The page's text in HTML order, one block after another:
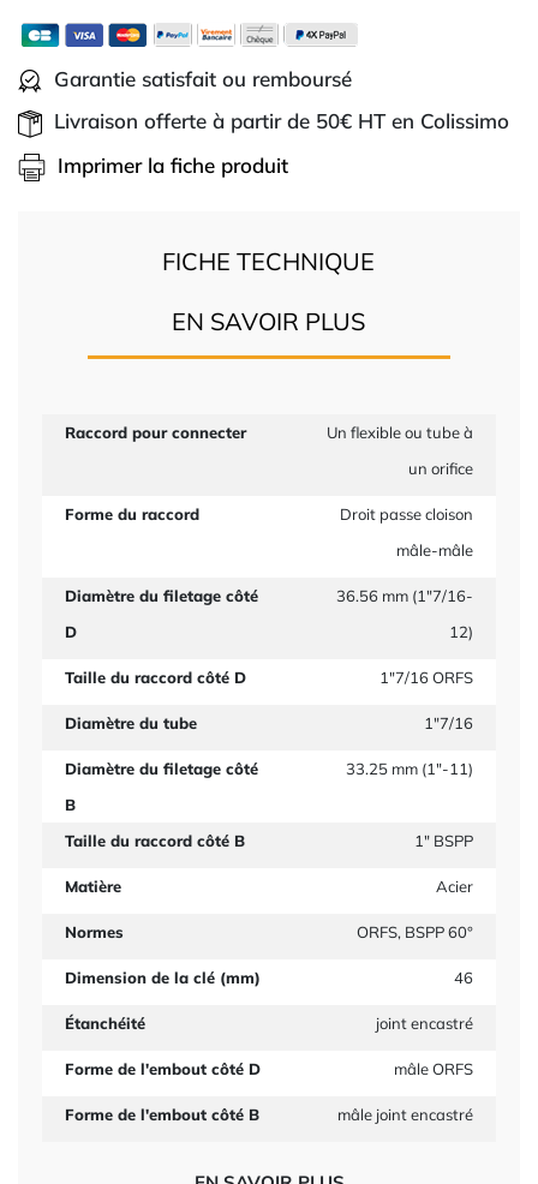
Garantie satisfait ou remboursé
Livraison offerte à partir de 50€ HT en Colissimo
Imprimer la fiche produit
FICHE TECHNIQUE
EN SAVOIR PLUS
Raccord pour connecter
Un flexible ou tube à
un orifice
Forme du raccord
Droit passe cloison
mâle-mâle
Diamètre du filetage côté
D
36.56 mm (1"7/16-
12)
Taille du raccord côté D 1"7/16 ORFS
Diamètre du tube 1"7/16
Diamètre du filetage côté
B
33.25 mm (1"-11)
Taille du raccord côté B 1" BSPP
Matière Acier
Normes ORFS, BSPP 60°
Dimension de la clé (mm) 46
Étanchéité joint encastré
Forme de l'embout côté D mâle ORFS
Forme de l'embout côté B mâle joint encastré